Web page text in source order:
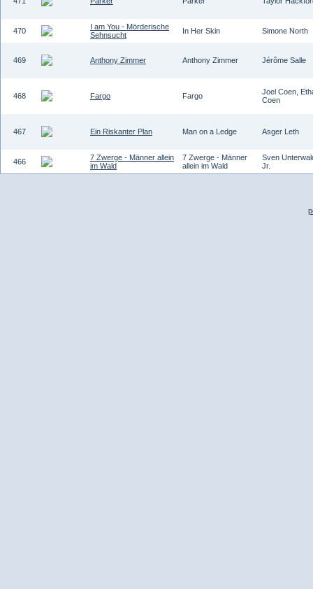
470
I am You - Mörderische
Sehnsucht
In Her Skin Simone North
469 Anthony Zimmer Anthony Zimmer Jérôme Salle
468 Fargo Fargo
Joel Coen,
Coen
467 Ein Riskanter Plan Man on a Ledge Asger Leth
466
7 Zwerge - Männer allein
im Wald
7 Zwerge - Männer
allein im Wald
Sven
Jr.